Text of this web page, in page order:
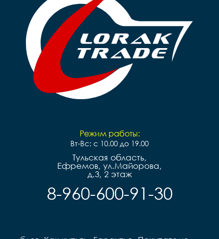
Режим работы:
Вт-Вс: с 10.00 до 19.00
Тульская область,
Ефремов, ул.Майорова,
д.3, 2 этаж
8-960-600-91-30